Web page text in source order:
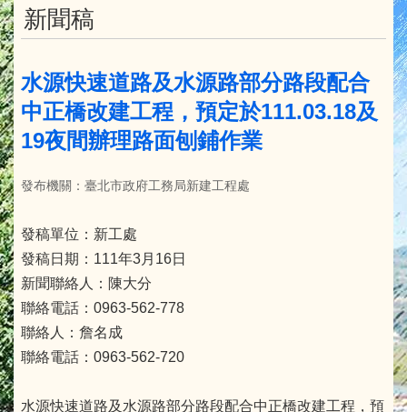
新聞稿
水源快速道路及水源路部分路段配合
中正橋改建工程，預定於111.03.18及
19夜間辦理路面刨鋪作業
發布機關：臺北市政府工務局新建工程處
發稿單位：新工處
發稿日期：111年3月16日
新聞聯絡人：陳大分
聯絡電話：0963-562-778
聯絡人：詹名成
聯絡電話：0963-562-720
水源快速道路及水源路部分路段配合中正橋改建工程，預